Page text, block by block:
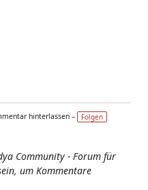
hinterlassen – Folgen
Community - Forum für
um Kommentare